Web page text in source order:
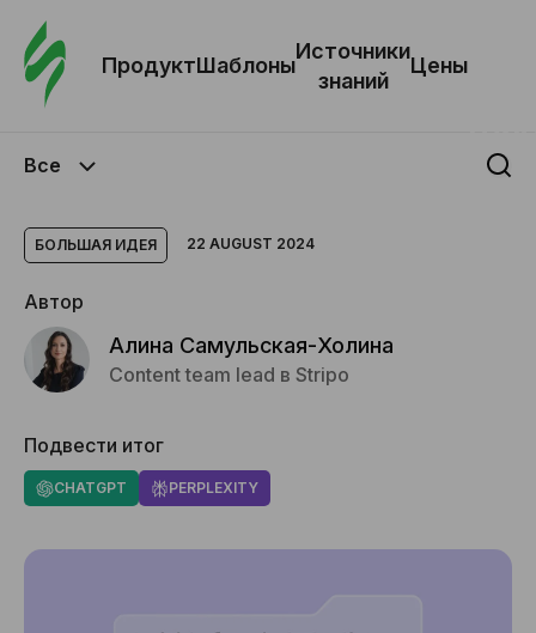
ПродуктШаблоны
Источники
знаний
Цены
Все
БОЛЬШАЯ ИДЕЯ 22 AUGUST 2024
Автор
Алина Самульская-Холина
Content team lead в Stripo
Подвести итог
CHATGPT PERPLEXITY